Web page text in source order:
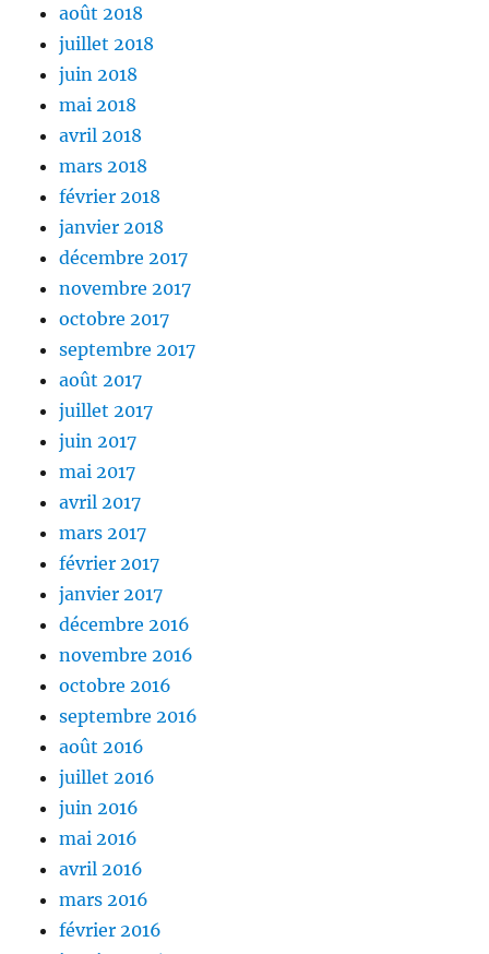
août 2018
juillet 2018
juin 2018
mai 2018
avril 2018
mars 2018
février 2018
janvier 2018
décembre 2017
novembre 2017
octobre 2017
septembre 2017
août 2017
juillet 2017
juin 2017
mai 2017
avril 2017
mars 2017
février 2017
janvier 2017
décembre 2016
novembre 2016
octobre 2016
septembre 2016
août 2016
juillet 2016
juin 2016
mai 2016
avril 2016
mars 2016
février 2016